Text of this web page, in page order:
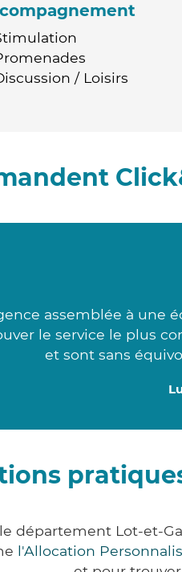
/ Loisirs
assemblée à une
le service le plus
et sont sans
département Lot-et-
l'Allocation